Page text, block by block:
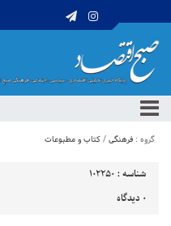
گروه : فرهنگی/کتاب و مطبوعات
شناسه : 102250
0 دیدگاه